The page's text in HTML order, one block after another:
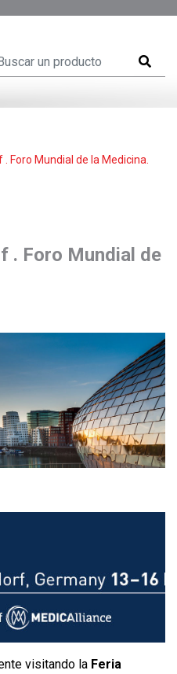
. Foro Mundial de la Medicina.
. Foro Mundial de
visitando la Feria